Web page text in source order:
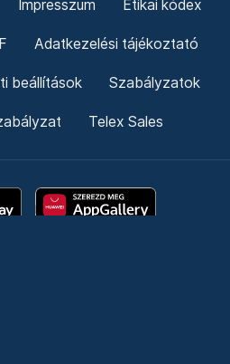
Impresszum Etikai kódex
Adatkezelési tájékoztató
beállítások Szabályzatok
Telex Sales